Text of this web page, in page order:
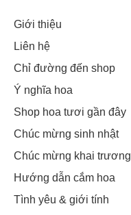
Giới thiệu
Liên hệ
Chỉ đường đến shop
Ý nghĩa hoa
Shop hoa tươi gần đây
Chúc mừng sinh nhật
Chúc mừng khai trương
Hướng dẫn cắm hoa
Tình yêu & giới tính